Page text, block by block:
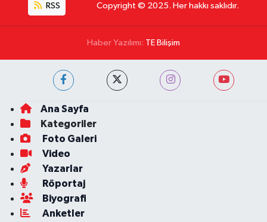
RSS Copyright © 2025. Her hakkı saklıdır.
Haber Yazılımı: TE Bilişim
Ana Sayfa
Kategoriler
Foto Galeri
Video
Yazarlar
Röportaj
Biyografi
Anketler